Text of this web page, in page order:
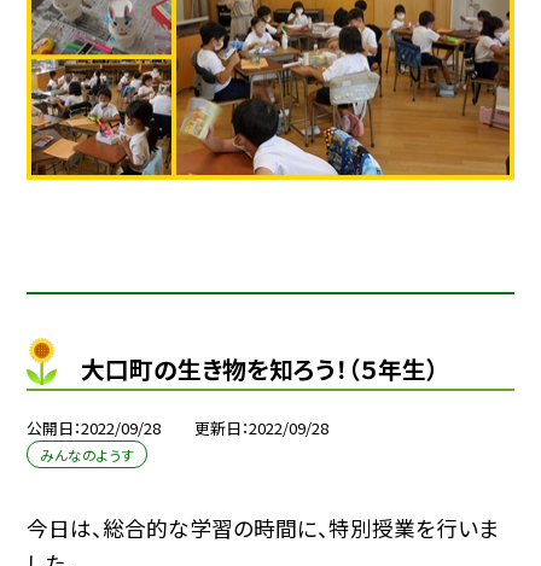
大口町の生き物を知ろう！（５年生）
公開日 2022/09/28 更新日 2022/09/28
みんなのようす
今日は、総合的な学習の時間に、特別授業を行いま